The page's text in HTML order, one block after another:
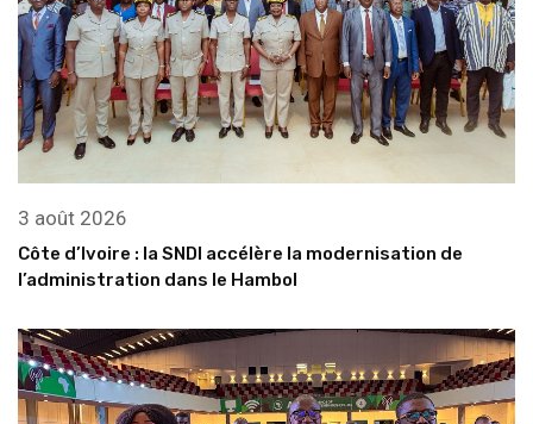
3 août 2026
Côte d’Ivoire : la SNDI accélère la modernisation de
l’administration dans le Hambol